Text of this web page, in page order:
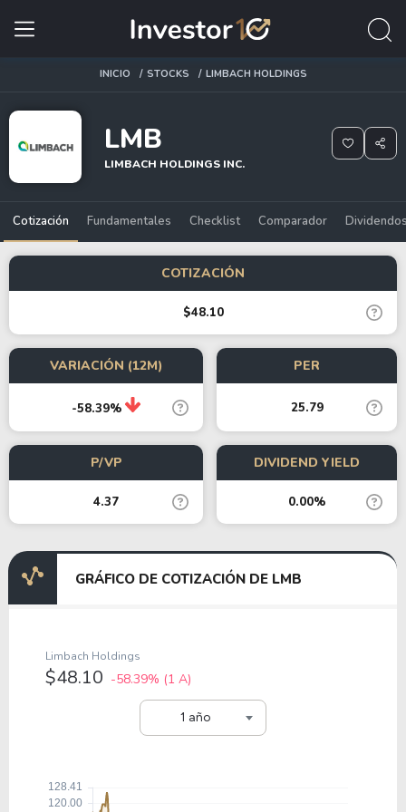
INICIO STOCKS LIMBACH HOLDINGS
LMB
LIMBACH HOLDINGS INC.
Cotización Fundamentales Checklist Comparador
COTIZACIÓN
$48.10
VARIACIÓN (12M)
-58.39%
PER
25.79
P/VP
4.37
DIVIDEND YIELD
0.00%
GRÁFICO DE COTIZACIÓN DE LMB
1 año
Limbach Holdings
$48.10 -58.39% (1 A)